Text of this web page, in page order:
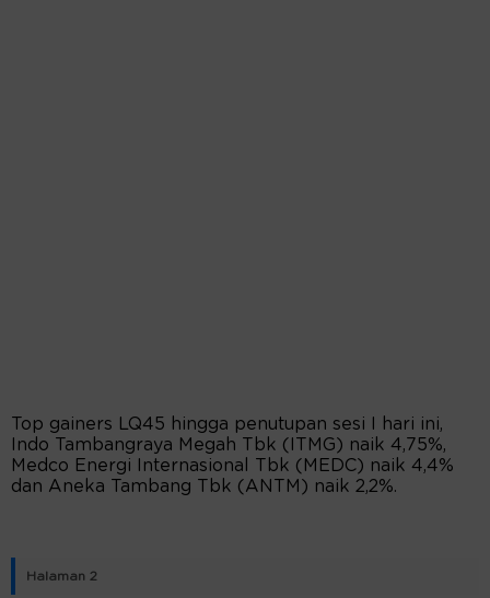
Top gainers LQ45 hingga penutupan sesi I hari ini,
Indo Tambangraya Megah Tbk (ITMG) naik 4,75%,
Medco Energi Internasional Tbk (MEDC) naik 4,4%
dan Aneka Tambang Tbk (ANTM) naik 2,2%.
Halaman 2